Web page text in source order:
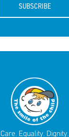
SUBSCRIBE
Care. Equality. Dignity.